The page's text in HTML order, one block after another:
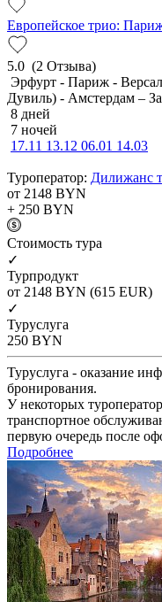
Европейское трио:
5.0 (2 Отзыва)
Эрфурт - Париж -
Дувиль) - Амстердам –
8 дней
7 ночей
17.11 13.12 06.01 14.03
Туроператор: Дилижанс
от 2148 BYN
+ 250 BYN
Cтоимость тура
✓
Турпродукт
от 2148 BYN (615 EUR)
✓
Туруслуга
250 BYN
Туруслуга - оказание
бронирования.
У некоторых
транспортное
первую очередь после
Подробнее